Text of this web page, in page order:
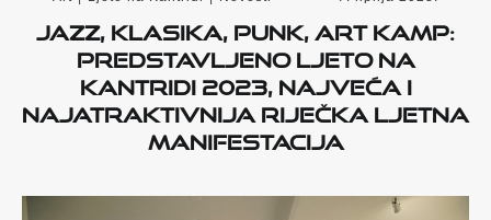
Jazz, klasika, punk, Art Kamp:
Predstavljeno Ljeto na
Kantridi 2023, najveća i
najatraktivnija riječka ljetna
manifestacija